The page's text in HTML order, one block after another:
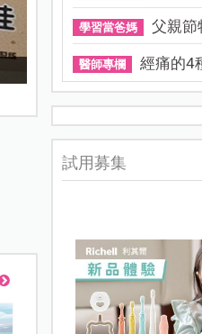
熊本強震讓台灣人也
學習當爸媽 父親節
醫師專欄 經痛的4
試用募集